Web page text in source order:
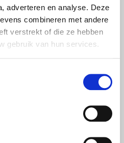
adverteren en analyse. Deze
combineren met andere
verstrekt of die ze hebben
gebruik van hun services.